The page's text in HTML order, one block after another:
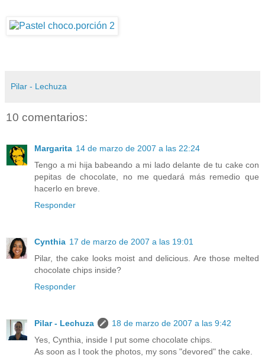
Pilar - Lechuza
10 comentarios:
Margarita 14 de marzo de 2007 a las 22:24
Tengo a mi hija babeando a mi lado delante de tu cake con
pepitas de chocolate, no me quedará más remedio que
hacerlo en breve.
Responder
Cynthia 17 de marzo de 2007 a las 19:01
Pilar, the cake looks moist and delicious. Are those melted
chocolate chips inside?
Responder
Pilar - Lechuza
18 de marzo de 2007 a las 9:42
Yes, Cynthia, inside I put some chocolate chips.
As soon as I took the photos, my sons "devored" the cake.